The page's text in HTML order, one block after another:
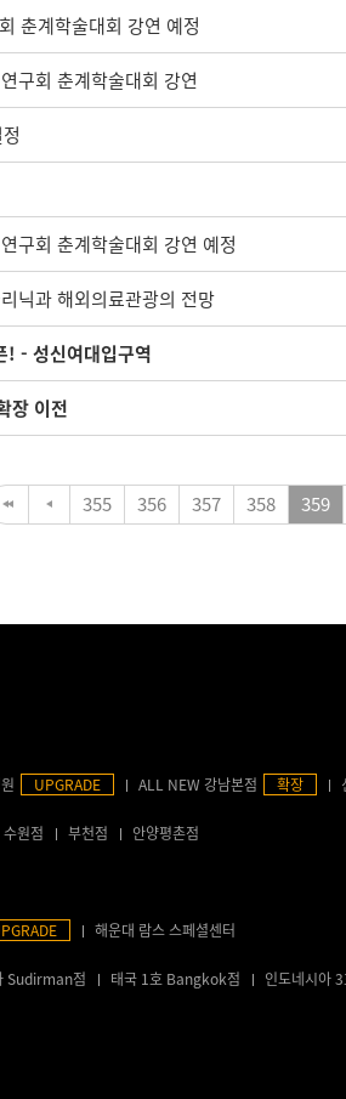
춘계학술대회 강연 예정
구회 춘계학술대회 강연
구회 춘계학술대회 강연 예정
닉과 해외의료관광의 전망
- 성신여대입구역
장 이전
355 356 357 358 359
UPGRADE ALL NEW 강남본점 확장
수원점 부천점 안양평촌점
해운대 람스 스페셜센터
Sudirman점 태국 1호 Bangkok점 인도네시아